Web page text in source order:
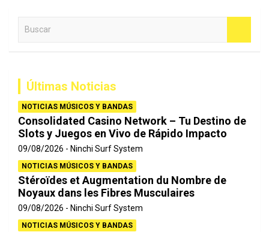
Últimas Noticias
NOTICIAS MÚSICOS Y BANDAS
Consolidated Casino Network – Tu Destino de
Slots y Juegos en Vivo de Rápido Impacto
09/08/2026 Ninchi Surf System
NOTICIAS MÚSICOS Y BANDAS
Stéroïdes et Augmentation du Nombre de
Noyaux dans les Fibres Musculaires
09/08/2026 Ninchi Surf System
NOTICIAS MÚSICOS Y BANDAS